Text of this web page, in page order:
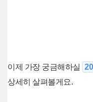
이제 가장 궁금해하실
상세히 살펴볼게요.